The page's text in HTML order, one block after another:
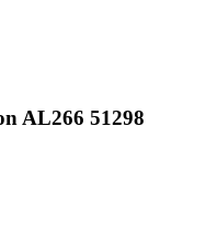
AL266 51298